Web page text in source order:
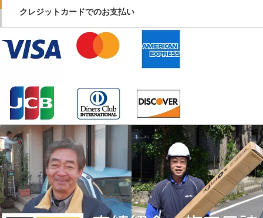
クレジットカードでのお支払い